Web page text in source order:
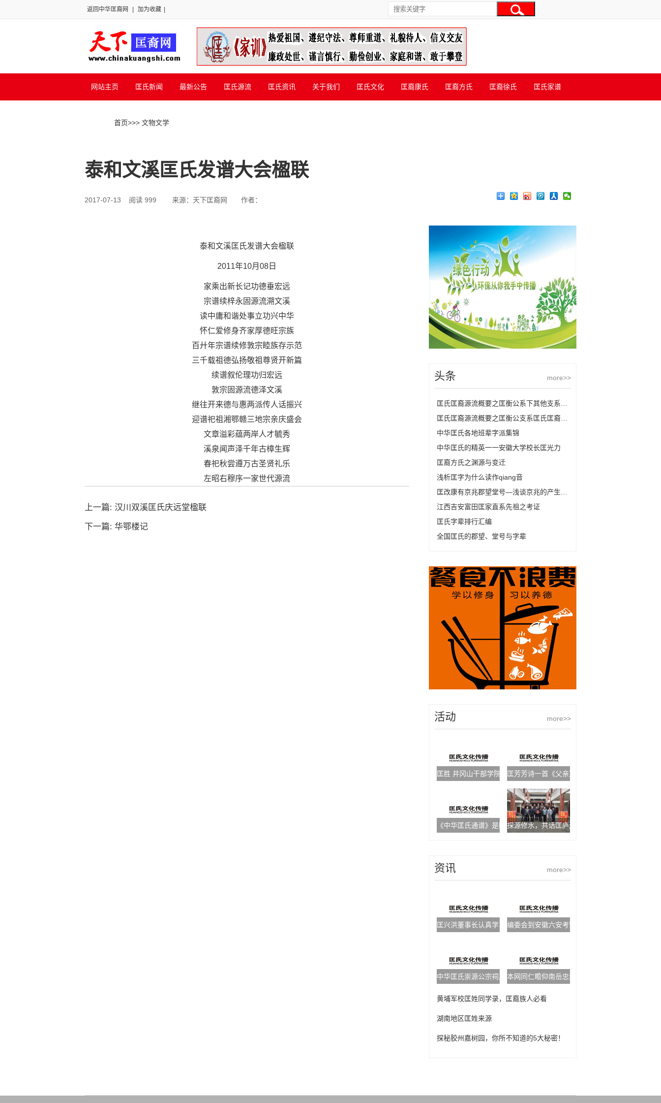
返回中华匡裔网 加为收藏
网站主页 匡氏新闻 最新公告 匡氏源流 匡氏资讯 关于我们 匡氏文化 匡裔康氏 匡裔方氏 匡裔徐氏 匡氏家谱
首页>>> 文物文学
泰和文溪匡氏发谱大会楹联
2017-07-13 阅读 999 来源：天下匡裔网 作者：
泰和文溪匡氏发谱大会楹联
2011年10月08日
家乘出新长记功德垂宏远
宗谱续梓永固源流溯文溪
读中庸和谐处事立功兴中华
怀仁爱修身齐家厚德旺宗族
百廾年宗谱续修敦宗睦族存示范
三千载祖德弘扬敬祖尊贤开新篇
续谱叙伦理功归宏远
敦宗固源流德泽文溪
继往开来德与惠两派传人话振兴
迎谱祀祖湘鄂赣三地宗亲庆盛会
文章溢彩蕴两岸人才毓秀
溪泉闻声泽千年古樟生辉
春祀秋尝遵万古圣贤礼乐
左昭右穆序一家世代源流
上一篇: 汉川双溪匡氏庆远堂楹联
下一篇: 华鄂楼记
more>>
头条
中华匡氏各地班辈字派集锦
中华匡氏的精英一一安徽大学校长匡光力
匡裔方氏之渊源与变迁
浅析匡字为什么读作qiang音
江西吉安富田匡家直系先祖之考证
匡氏字辈排行汇编
全国匡氏的郡望、堂号与字辈
more>>
活动
匡胜 井冈山干部学院教学部副主任、教授
匡芳芳诗一首《父亲》
《中华匡氏通谱》是匡姓发展史上的一座历史丰碑想说的
探源修水，共话匡庐遗韵
more>>
资讯
匡兴洪董事长认真学习匡氏文化编委会到安徽六安考察
中华匡氏崇源公宗祠奠基典礼致辞本网同仁瞻仰南岳忠烈祠
黄埔军校匡姓同学录，匡裔族人必看
湖南地区匡姓来源
探秘胶州嘉树园，你所不知道的5大秘密！